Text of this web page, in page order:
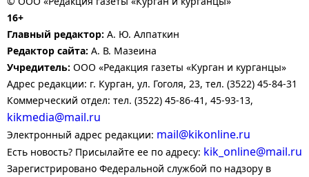
16+
Главный редактор: А. Ю. Алпаткин
Редактор сайта: А. В. Мазеина
Учредитель: ООО «Редакция газеты «Курган и курганцы»
Адрес редакции: г. Курган, ул. Гоголя, 23, тел. (3522) 45-84-31
Коммерческий отдел: тел. (3522) 45-86-41, 45-93-13,
kikmedia@mail.ru
Электронный адрес редакции: mail@kikonline.ru
Есть новость? Присылайте ее по адресу: kik_online@mail.ru
Зарегистрировано Федеральной службой по надзору в